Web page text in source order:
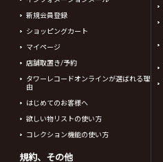
新規会員登録
ショッピングカート
マイページ
店舗取置き/予約
タワーレコードオンラインが選ばれる理
由
はじめてのお客様へ
欲しい物リストの使い方
コレクション機能の使い方
規約、その他